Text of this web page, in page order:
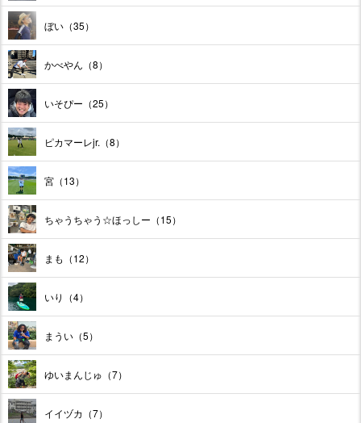
ぼい（35）
かべやん（8）
いそぴー（25）
ピカマーレjr.（8）
宮（13）
ちゃうちゃう☆ほっしー（15）
まも（12）
いり（4）
まうい（5）
ゆいまんじゅ（7）
イイヅカ（7）